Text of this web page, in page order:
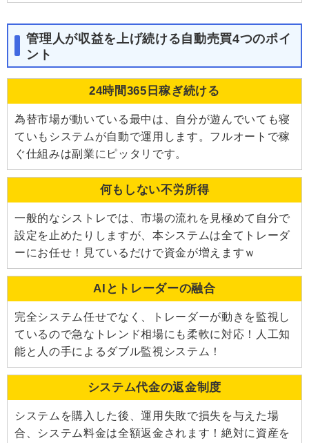
管理人が収益を上げ続ける自動売買4つのポイ
ント
24時間365日稼ぎ続ける
為替市場が動いている最中は、自分が遊んでいても寝
ていもシステムが自動で運用します。フルオートで稼
ぐ仕組みは副業にピッタリです。
何もしない不労所得
一般的なシストレでは、市場の流れを見極めて自分で
設定を止めたりしますが、本システムは全てトレーダ
ーにお任せ！見ているだけで資金が増えますｗ
AIとトレーダーの融合
完全システム任せでなく、トレーダーが動きを監視し
ているので急なトレンド相場にも柔軟に対応！人工知
能と人の手によるダブル監視システム！
システム代金の返金制度
システムを購入した後、運用失敗で損失を与えた場
合、システム料金は全額返金されます！絶対に資産を